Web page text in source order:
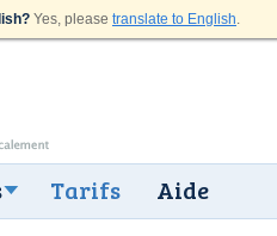
Yes, please translate to English.
Tarifs Aide